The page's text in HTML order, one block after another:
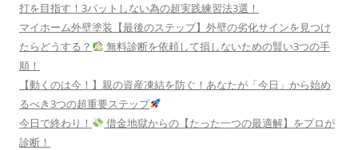
打を目指す！3パットしない為の超実践練習法3選！
マイホーム外壁塗装【最後のステップ】外壁の劣化サインを見つけ
たらどうする？
無料診断を依頼して損しないための賢い3つの手
順！
【動くのは今！】親の資産凍結を防ぐ！あなたが「今日」から始め
るべき3つの超重要ステップ
今日で終わり！
借金地獄からの【たった一つの最適解】をプロが
診断！